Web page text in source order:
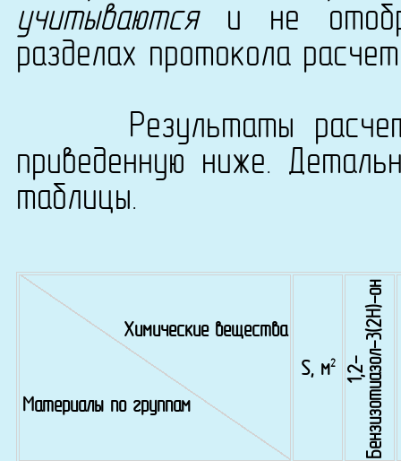
учитываютсяи не
разделах протокола
Результаты расчета
приведенную ниже.
таблицы.
Химические вещества
Материалы по группам
S, м2 1
,
2
-
Б
е
н
з
и
з
о
т
и
а
з
о
л
-
3
(
2
H
)
-
он